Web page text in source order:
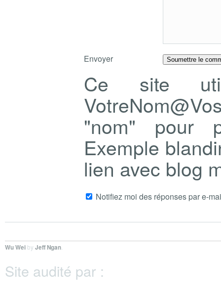
Envoyer
Ce site
"nom" pour
Exemple
lien avec blog
Notifiez moi des réponses par e-
Wu Wei by Jeff Ngan
Site audité par :